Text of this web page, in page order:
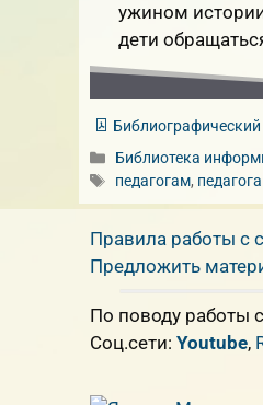
ужином
дети
Рубрики
Библиотека
Метки
педагогам,
Правила работы с
Предложить
По поводу работы
Cоц.сети: Youtube,